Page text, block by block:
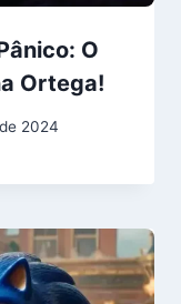
O
Ortega!
2024